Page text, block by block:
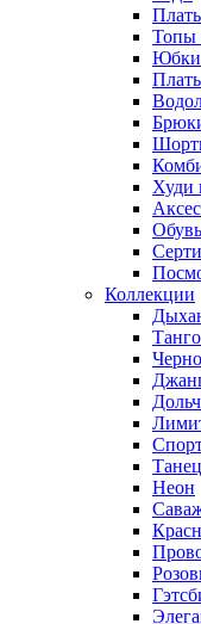
Топы
Юбки
Худи
Коллекции
Неон